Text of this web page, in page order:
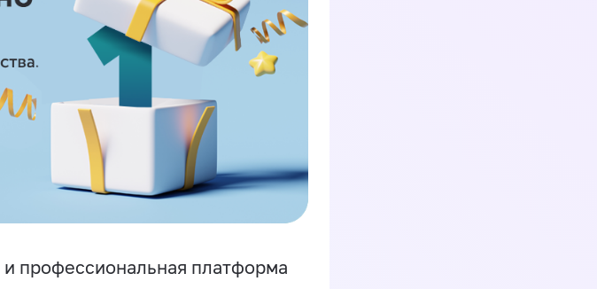
и профессиональная платформа